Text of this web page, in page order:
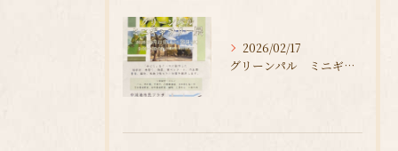
2026/02/17
グリーンパル ミニギャラリー展